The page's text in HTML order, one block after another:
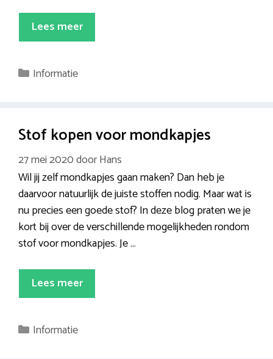
Lees meer
Categorieën
Informatie
Stof kopen voor mondkapjes
27 mei 2020doorHans
Wil jij zelf mondkapjes gaan maken? Dan heb je
daarvoor natuurlijk de juiste stoffen nodig. Maar wat is
nu precies een goede stof? In deze blog praten we je
kort bij over de verschillende mogelijkheden rondom
stof voor mondkapjes. Je …
Lees meer
Categorieën
Informatie